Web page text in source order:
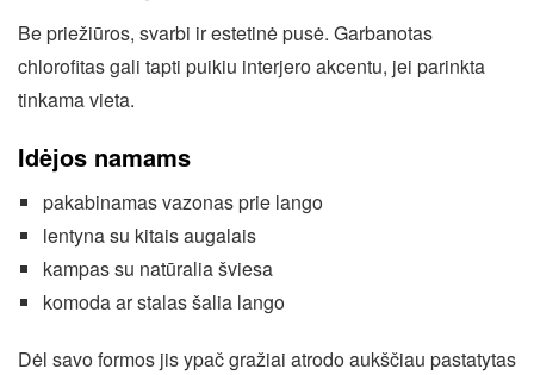
Be priežiūros, svarbi ir estetinė pusė. Garbanotas
chlorofitas gali tapti puikiu interjero akcentu, jei parinkta
tinkama vieta.
Idėjos namams
pakabinamas vazonas prie lango
lentyna su kitais augalais
kampas su natūralia šviesa
komoda ar stalas šalia lango
Dėl savo formos jis ypač gražiai atrodo aukščiau pastatytas